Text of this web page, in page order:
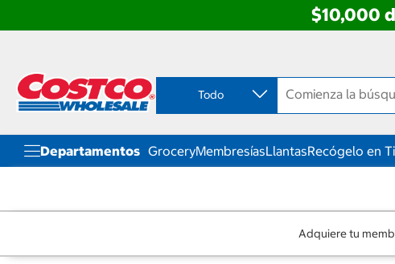
$10,000
contenido
menú
navegación
Todo
Departamentos GroceryMembresíasLlantasRecógelo en
Adquiere tu